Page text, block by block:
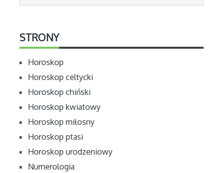
STRONY
Horoskop
Horoskop celtycki
Horoskop chiński
Horoskop kwiatowy
Horoskop miłosny
Horoskop ptasi
Horoskop urodzeniowy
Numerologia